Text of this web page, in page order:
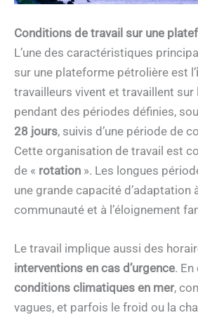
Conditions de travail sur une
L’une des caractéristiques
sur une plateforme pétrolière est l’
travailleurs vivent et travaillent
pendant des périodes définies,
28 jours, suivis d’une période de
Cette organisation de travail est
de « rotation ». Les longues
une grande capacité d’adaptation
communauté et à l’éloignement
Le travail implique aussi des
interventions en cas d’urgence. En
conditions climatiques en mer,
vagues, et parfois le froid ou la